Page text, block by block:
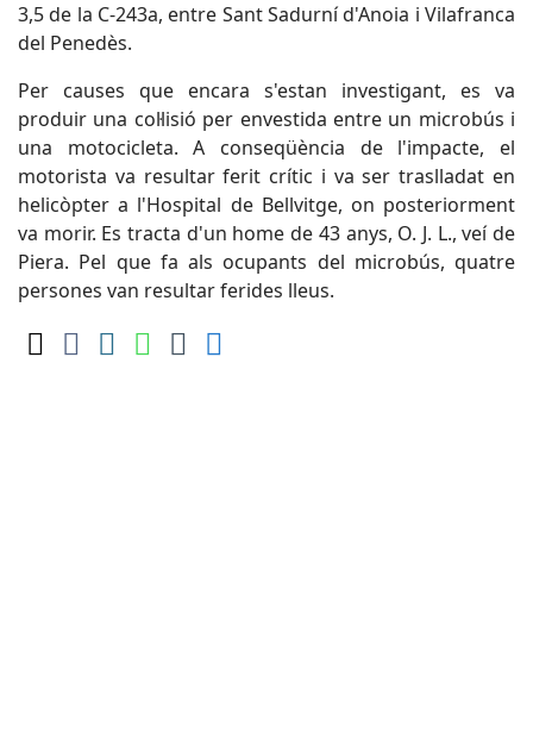
3,5 de la C-243a, entre Sant Sadurní d'Anoia i Vilafranca
del Penedès.
Per causes que encara s'estan investigant, es va
produir una col·lisió per envestida entre un microbús i
una motocicleta. A conseqüència de l'impacte, el
motorista va resultar ferit crític i va ser traslladat en
helicòpter a l'Hospital de Bellvitge, on posteriorment
va morir. Es tracta d'un home de 43 anys, O. J. L., veí de
Piera. Pel que fa als ocupants del microbús, quatre
persones van resultar ferides lleus.